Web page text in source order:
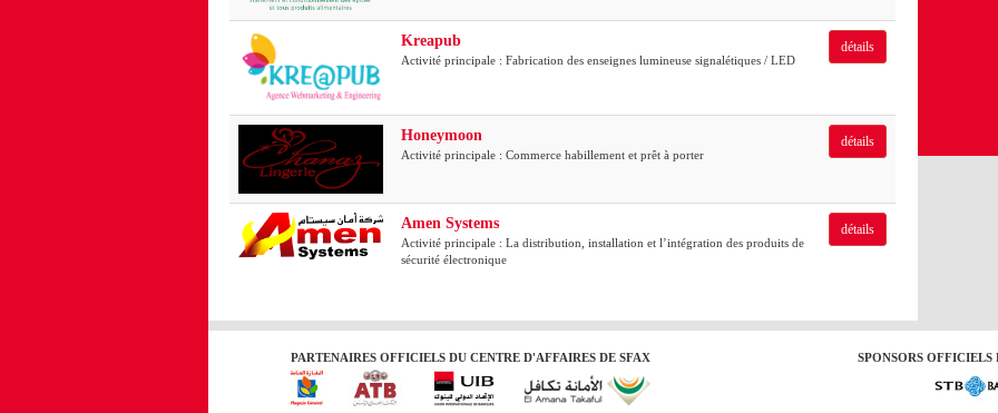
Kreapub
Activité principale : Fabrication des enseignes lumineuse signalétiques / LED
détails
Honeymoon
Activité principale : Commerce habillement et prêt à porter
détails
Amen Systems
Activité principale : La distribution, installation et l’intégration des produits de
sécurité électronique
détails
PARTENAIRES OFFICIELS DU CENTRE D'AFFAIRES DE SFAX SPONSORS OFFICIELS